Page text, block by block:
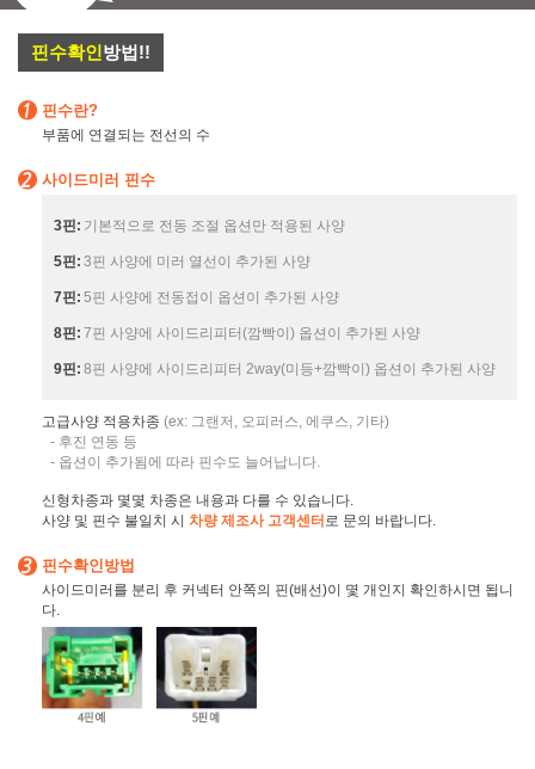
핀수확인방법!!
핀수란?
부품에 연결되는 전선의 수
사이드미러 핀수
3핀: 기본적으로 전동 조절 옵션만 적용된 사양
5핀: 3핀 사양에 미러 열선이 추가된 사양
7핀: 5핀 사양에 전동접이 옵션이 추가된 사양
8핀: 7핀 사양에 사이드리피터(깜빡이) 옵션이 추가된 사양
9핀: 8핀 사양에 사이드리피터 2way(미등+깜빡이) 옵션이 추가된 사양
고급사양 적용차종 (ex: 그랜저, 오피러스, 에쿠스, 기타)
- 후진 연동 등
- 옵션이 추가됨에 따라 핀수도 늘어납니다.
신형차종과 몇몇 차종은 내용과 다를 수 있습니다.
사양 및 핀수 불일치 시 차량 제조사 고객센터 로 문의 바랍니다.
핀수확인방법
사이드미러를 분리 후 커넥터 안쪽의 핀(배선)이 몇 개인지 확인하시면 됩니
다.